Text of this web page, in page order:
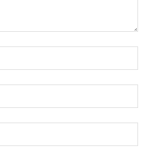
:*
:*
: